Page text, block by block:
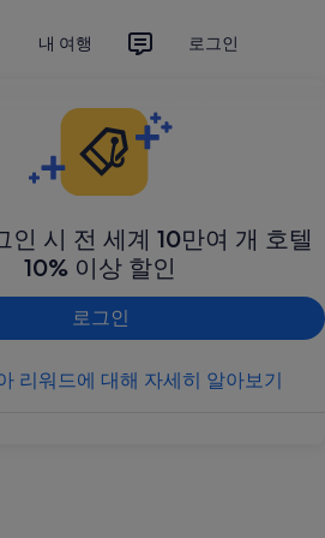
내 여행 로그인
인 시 전 세계 10만여 개 호텔
10% 이상 할인
로그인
리워드에 대해 자세히 알아보기